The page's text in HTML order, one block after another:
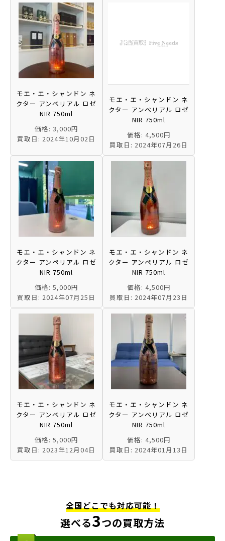
モエ・エ・シャンドン ネ
クター アンペリアル ロゼ
NIR 750ml
価格: 3,000円
買取日: 2024年10月02日
モエ・エ・シャンドン ネ
クター アンペリアル ロゼ
NIR 750ml
価格: 4,500円
買取日: 2024年07月26日
モエ・エ・シャンドン ネ
クター アンペリアル ロゼ
NIR 750ml
価格: 5,000円
買取日: 2024年07月25日
モエ・エ・シャンドン ネ
クター アンペリアル ロゼ
NIR 750ml
価格: 4,500円
買取日: 2024年07月23日
モエ・エ・シャンドン ネ
クター アンペリアル ロゼ
NIR 750ml
価格: 5,000円
買取日: 2023年12月04日
モエ・エ・シャンドン ネ
クター アンペリアル ロゼ
NIR 750ml
価格: 4,500円
買取日: 2024年01月13日
全国どこでも対応可能！
選べる3つの買取方法